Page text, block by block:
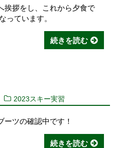
挨拶をし、これから夕食で
っています。
続きを読む
2023スキー実習
ーツの確認中です！
続きを読む